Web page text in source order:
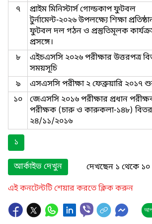
৭
প্রাইম মিনিস্টার্স গোল্ডকাপ ফুটবল
টুর্নামেন্ট-২০২৬ উপলক্ষ্যে শিক্ষা
ফুটবল দল গঠন ও প্রস্তুতিমূলক
প্রসঙ্গে।
৮
এইচএসসি ২০২৬ পরীক্ষার উত্তরপত্র
সময়সূচি
৯
এসএসসি পরীক্ষা ২ ফেব্রুয়ারি ২০১৭
১০
জেএসসি ২০১৬ পরীক্ষার প্রধান
পরীক্ষক (চারু ও কারুকলা-১৪৮)
২৪/১১/২০১৬
১
আর্কাইভ দেখুন
দেখছেন ১ থেকে ১০
এই কনটেন্টটি শেয়ার করতে ক্লিক করুন